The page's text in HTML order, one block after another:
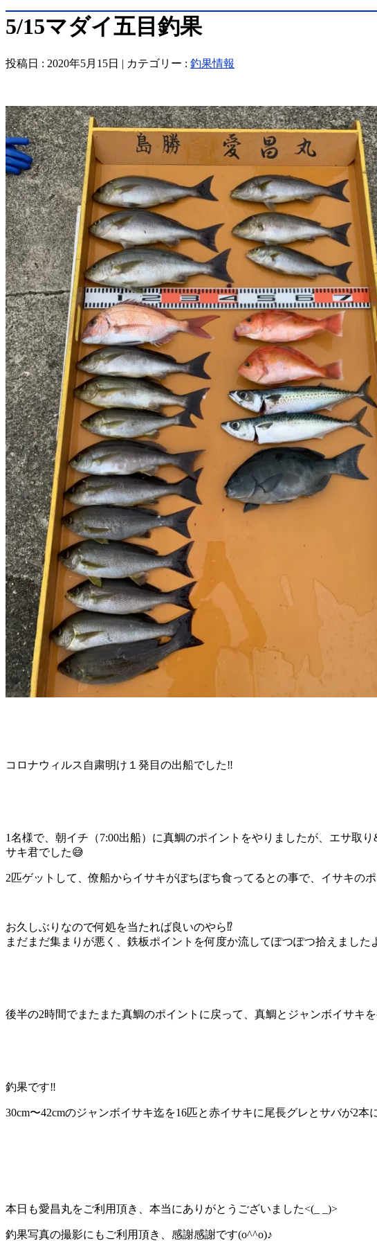
5/15マダイ五目釣果
投稿日 : 2020年5月15日 | カテゴリー : 釣果情報
コロナウィルス自粛明け１発目の出船でした‼️
1名様で、朝イチ（7:00出船）に真鯛のポイントをやりましたが、エサ取
サキ君でした😅
2匹ゲットして、僚船からイサキがぼちぼち食ってるとの事で、イサキの
お久しぶりなので何処を当たれば良いのやら⁉️
まだまだ集まりが悪く、鉄板ポイントを何度か流してぽつぽつ拾えました
後半の2時間でまたまた真鯛のポイントに戻って、真鯛とジャンボイサキ
釣果です‼️
30cm〜42cmのジャンボイサキ迄を16匹と赤イサキに尾長グレとサバが2本
本日も愛昌丸をご利用頂き、本当にありがとうございました<(_ _)>
釣果写真の撮影にもご利用頂き、感謝感謝です(o^^o)♪